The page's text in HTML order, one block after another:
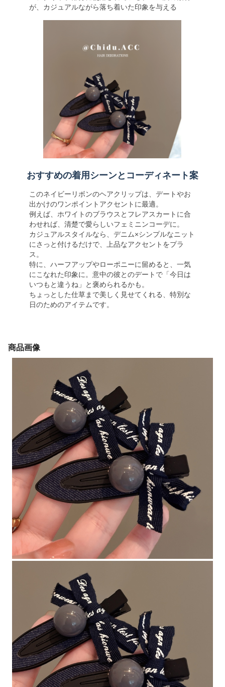
が、カジュアルながら落ち着いた印象を与える
おすすめの着用シーンとコーディネート案
このネイビーリボンのヘアクリップは、デートやお
出かけのワンポイントアクセントに最適。
例えば、ホワイトのブラウスとフレアスカートに合
わせれば、清楚で愛らしいフェミニンコーデに。
カジュアルスタイルなら、デニム×シンプルなニット
にさっと付けるだけで、上品なアクセントをプラ
ス。
特に、ハーフアップやローポニーに留めると、一気
にこなれた印象に。意中の彼とのデートで「今日は
いつもと違うね」と褒められるかも。
ちょっとした仕草まで美しく見せてくれる、特別な
日のためのアイテムです。
商品画像